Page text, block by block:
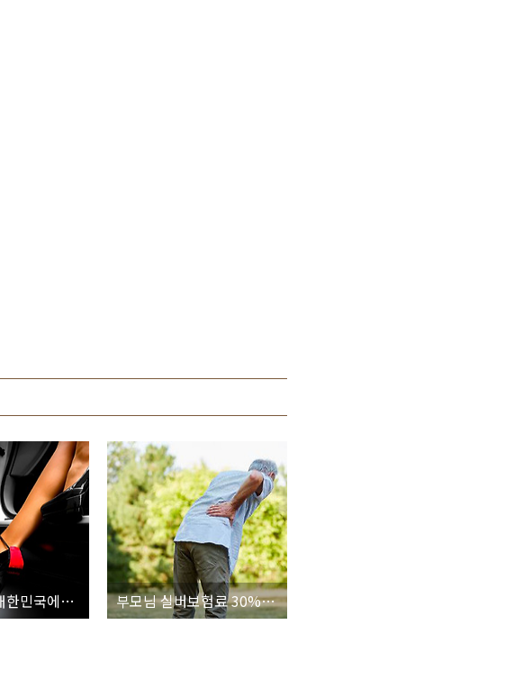
차사고 많은 대한민국에서 ㅠ 운전자보험 절반으로 줄여줄수 있다구? 부모님 실버보험료 30%이상 절약할수 있는 방법이 있다구?